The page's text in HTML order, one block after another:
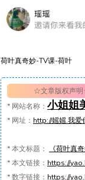
荷叶真奇妙-TV课-荷叶
☆文章版权声
* 网站名称： 小姐姐
* 网址： http://媱媱.我爱
*本文标题：
《荷叶真奇
*本文链接： https://
*数字链接： https://